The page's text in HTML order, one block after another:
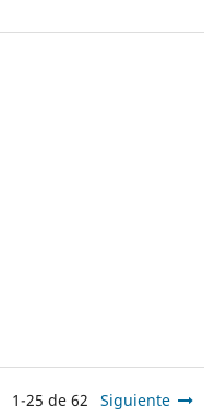
1-25 de 62 Siguiente